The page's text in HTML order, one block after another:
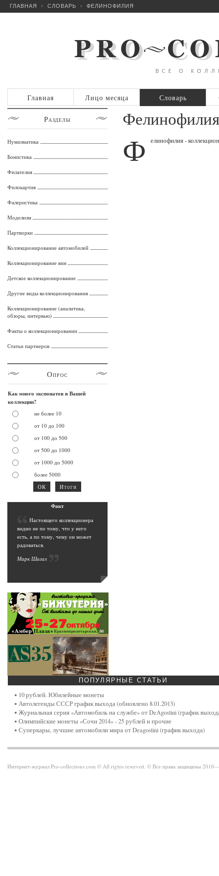
ГЛАВНАЯ СЛОВАРЬ ФЕЛИНОФИЛИЯ
Главная Лицо месяца Словарь
Фелинофилия
Ф елинофилия -
Разделы
Нумизматика
Бонистика
Филателия
Филокартия
Фалеристика
Моделизм
Партворки
Коллекционирование автомобилей
Коллекционирование вин
Детское коллекционирование
Другие виды коллекционирования
Коллекционирование (аналитика,
обзоры, интервью)
Факты о коллекционировании
Статьи партнеров
Опрос
Как много экспонатов в Вашей
коллекции?
не более 10
от 10 до 100
от 100 до 500
от 500 до 1000
от 1000 до 5000
более 5000
Факт
Настоящего коллекционера
видно не по тому, что у него
есть, а по тому, чему он может
радоваться.
Марк Шагал
ПОПУЛЯРНЫЕ СТАТЬИ
10 рублей. Юбилейные монеты
Автолегенды СССР график выхода (обновлено 8.01.2013)
Журнальная серия «Автомобиль на службе» от DeAgostini (график
Олимпийские монеты «Сочи 2014» - 25 рублей и прочие
Суперкары, лучшие автомобили мира от Deagostini (график выхода)
Интернет-журнал Pro-collections.com © All rights reserved. © Все права защищены